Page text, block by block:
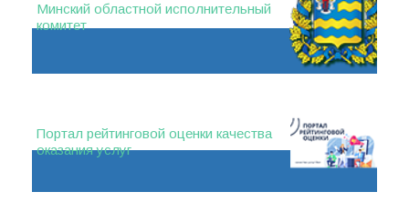
Минский областной исполнительный
комитет
Портал рейтинговой оценки качества
оказания услуг